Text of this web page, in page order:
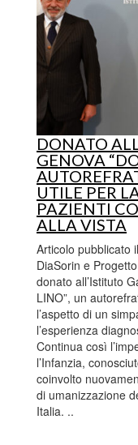
DONATO
GENOVA
UTILE PER
PAZIENTI
ALLA VISTA
Articolo pubblicato
DiaSorin e
donato all’Istituto
LINO”, un
l’aspetto di un
l’esperienza
Continua così
l’Infanzia,
coinvolto
di umanizzazione
Italia. ..